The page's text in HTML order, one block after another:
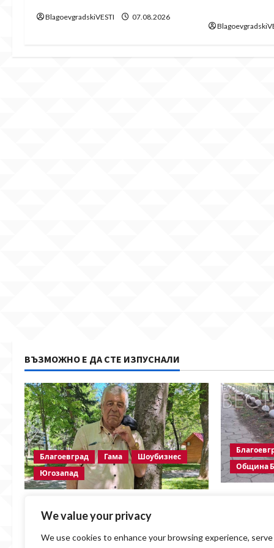
We value your privacy
We use cookies to enhance your browsing experience, serve
oBlagoevgradskiVESTI 07.08.2026
ВЪЗМОЖНО Е ДА СТЕ ИЗПУСНАЛИ
Благоевград Гама
Шоубизнес
Югозапад
Байрактарски-старши
BlagoevgradskiVESTI 07.08.2026
Община
Община